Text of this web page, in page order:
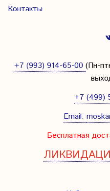
Контакты
+7 (993) 914-65-00 (Пн-
+7 (499)
Email:
Бесплатная